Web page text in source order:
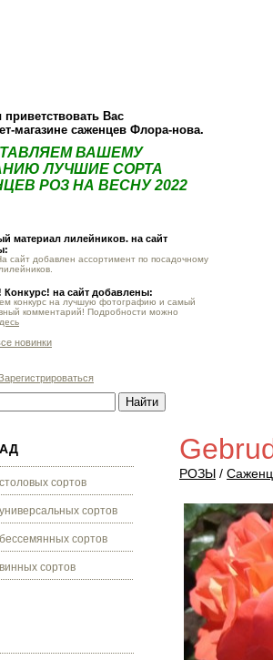
Вас
магазине саженцев Флора-нова.
ВАШЕМУ
ЛУЧШИЕ СОРТА
РОЗ НА ВЕСНУ 2022
материал лилейников. на сайт
сайт добавлен ассортимент по посадочному
Конкурс! на сайт добавлены:
конкурс на лучшую фотографию и самый
комментарий! Подробности можно
новинки
сортов
сортов
сортов
сортов
РОЗЫ /